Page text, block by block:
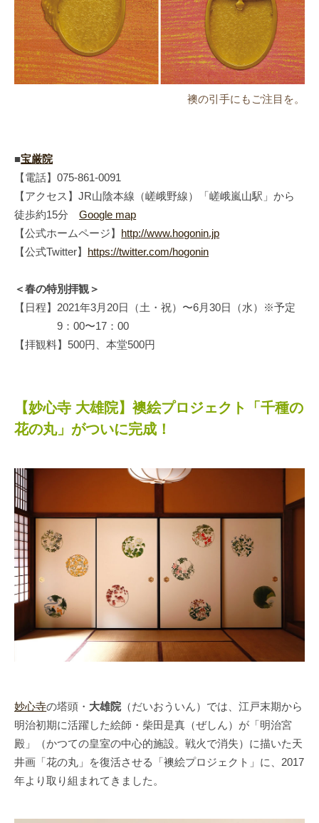
襖の引手にもご注目を。
■宝厳院
【電話】075-861-0091
【アクセス】JR山陰本線（嵯峨野線）「嵯峨嵐山駅」から
徒歩約15分Google map
【公式ホームページ】 http://www.hogonin.jp
【公式Twitter】 https://twitter.com/hogonin
＜春の特別拝観＞
【日程】2021年3月20日（土・祝）〜6月30日（水）※予定
9：00〜17：00
【拝観料】500円、本堂500円
【妙心寺 大雄院】襖絵プロジェクト「千種の
花の丸」がついに完成！
妙心寺の塔頭・ 大雄院（だいおういん）では、江戸末期から
明治初期に活躍した絵師・柴田是真（ぜしん）が「明治宮
殿」（かつての皇室の中心的施設。戦火で消失）に描いた天
井画「花の丸」を復活させる「襖絵プロジェクト」に、2017
年より取り組まれてきました。